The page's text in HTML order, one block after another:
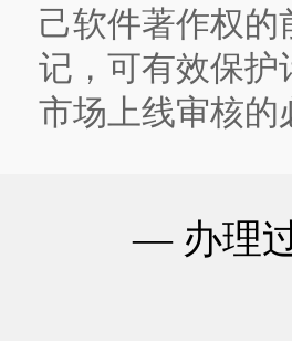
己软件著作权
记，可有效保护
市场上线审核的
— 办理